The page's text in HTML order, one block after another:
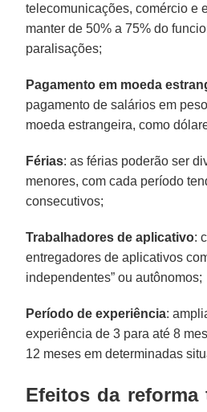
telecomunicações, comércio e
manter de 50% a 75% do
paralisações;
Pagamento em moeda
pagamento de salários em
moeda estrangeira, como
Férias: as férias poderão ser
menores, com cada período
consecutivos;
Trabalhadores de aplicativo:
entregadores de aplicativos
independentes” ou autônomos;
Período de experiência:
experiência de 3 para até 8
12 meses em determinadas
Efeitos da reforma